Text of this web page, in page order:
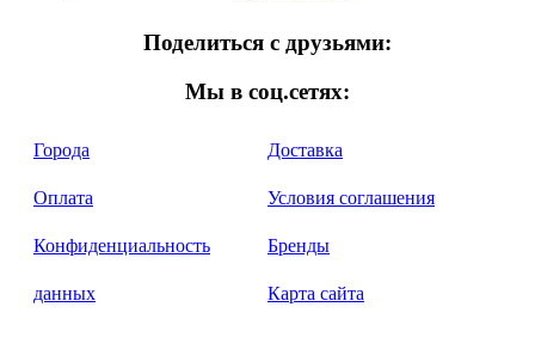
Поделиться с друзьями:
Мы в соц.сетях:
Города Доставка
Оплата Условия соглашения
Конфиденциальность
данных
Бренды
Карта сайта